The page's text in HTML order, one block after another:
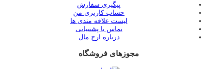
پیگیری سفارش
حساب کاربری من
لیست علاقه مندی ها
تماس با پشتیبانی
درباره ارج مال
مجوزهای فروشگاه